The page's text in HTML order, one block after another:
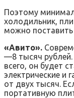
Поэтому
холодильник,
можно
«Авито».
—8 тысяч рублей.
всего, он будет
электрические и
от двух тысяч.
портативную